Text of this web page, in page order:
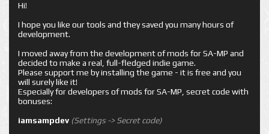
Hi!
I hope you like our tools and they saved you many hours of
development.
I moved away from the development of mods for SA-MP and
decided to make a real, full-fledged indie game.
Please support me by installing the game - it is free and you
will surely like it!
Especially for developers of mods for SA-MP, secret code with
bonuses:
iamsampdev (Settings -> Secret code)